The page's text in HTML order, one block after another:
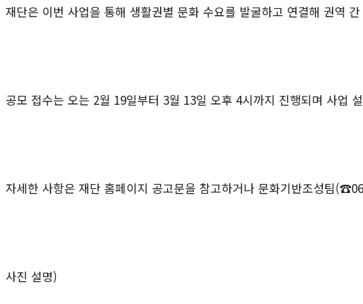
재단은 이번 사업을 통해 생활권별 문화 수요를 발굴하고 연결해 권역
공모 접수는 오는 2월 19일부터 3월 13일 오후 4시까지 진행되며 사업
자세한 사항은 재단 홈페이지 공고문을 참고하거나 문화기반조성팀
사진 설명)